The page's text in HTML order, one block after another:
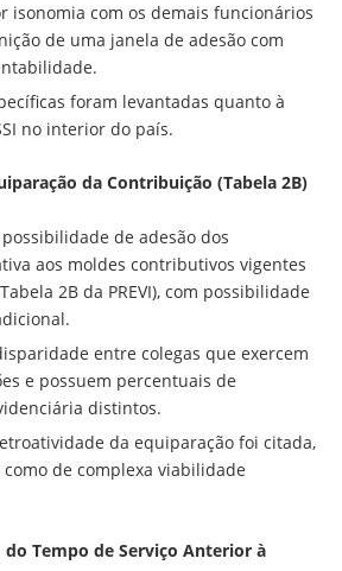
isonomia com os demais funcionários
de uma janela de adesão com
foram levantadas quanto à
no interior do país.
da Contribuição (Tabela 2B)
de adesão dos
aos moldes contributivos vigentes
2B da PREVI), com possibilidade
entre colegas que exercem
e possuem percentuais de
distintos.
da equiparação foi citada,
de complexa viabilidade
do Tempo de Serviço Anterior à